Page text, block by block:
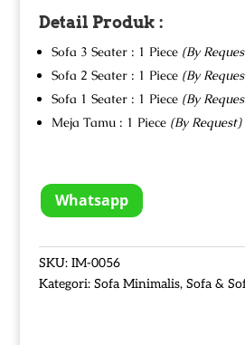
Detail Produk :
Sofa 3 Seater : 1 Piece (By
Sofa 2 Seater : 1 Piece (By
Sofa 1 Seater : 1 Piece (By
Meja Tamu : 1 Piece (By Request)
Whatsapp
SKU: IM-0056
Kategori: Sofa Minimalis, Sofa &